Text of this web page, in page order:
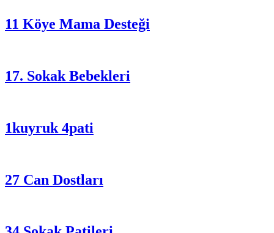
11 Köye Mama Desteği
17. Sokak Bebekleri
1kuyruk 4pati
27 Can Dostları